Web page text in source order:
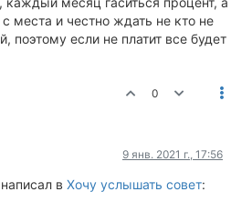
места и честно ждать не кто не
поэтому если не платит все будет
0
9 янв. 2021 г., 17:56
написал в Хочу услышать совет: